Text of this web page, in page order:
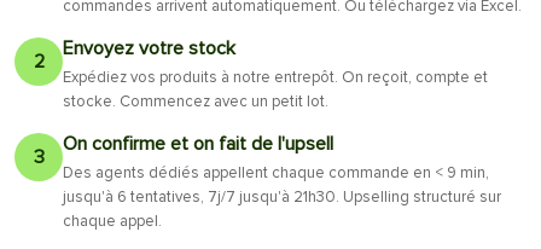
commandes arrivent automatiquement. Ou téléchargez via Excel.
2
Envoyez votre stock
Expédiez vos produits à notre entrepôt. On reçoit, compte et
stocke. Commencez avec un petit lot.
3
On confirme et on fait de l'upsell
Des agents dédiés appellent chaque commande en < 9 min,
jusqu'à 6 tentatives, 7j/7 jusqu'à 21h30. Upselling structuré sur
chaque appel.